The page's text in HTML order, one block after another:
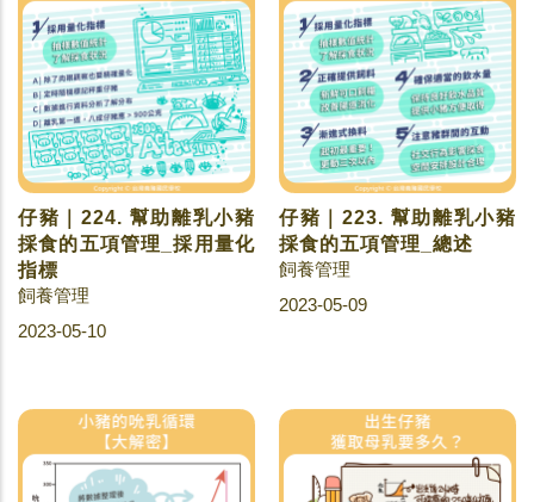
仔豬｜224. 幫助離乳小豬
採食的五項管理_採用量化
指標
飼養管理
2023-05-10
仔豬｜223. 幫助離乳小豬
採食的五項管理_總述
飼養管理
2023-05-09